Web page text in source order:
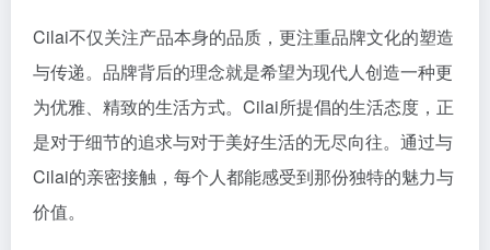
Cilai不仅关注产品本身的品质，更注重品牌文化的塑造
与传递。品牌背后的理念就是希望为现代人创造一种更
为优雅、精致的生活方式。Cilai所提倡的生活态度，正
是对于细节的追求与对于美好生活的无尽向往。通过与
Cilai的亲密接触，每个人都能感受到那份独特的魅力与
价值。